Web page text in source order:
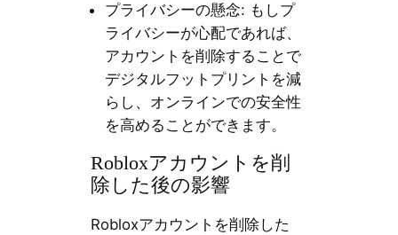
プライバシーの懸念: もしプ
ライバシーが心配であれば、
アカウントを削除することで
デジタルフットプリントを減
らし、オンラインでの安全性
を高めることができます。
Robloxアカウントを削
除した後の影響
Robloxアカウントを削除した